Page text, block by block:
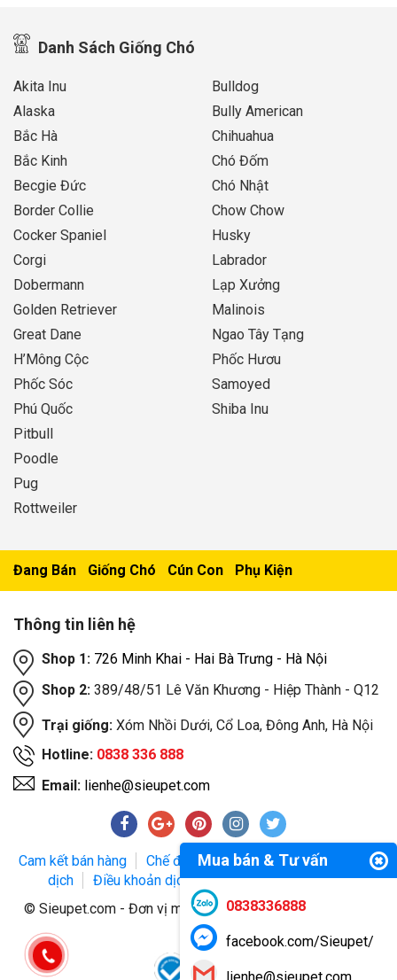
Danh Sách Giống Chó
Akita Inu
Alaska
Bắc Hà
Bắc Kinh
Becgie Đức
Border Collie
Bulldog
Bully American
Chihuahua
Chó Đốm
Chó Nhật
Chow Chow
Cocker Spaniel
Corgi
Dobermann
Golden Retriever
Great Dane
H’Mông Cộc
Husky
Labrador
Lạp Xưởng
Malinois
Ngao Tây Tạng
Phốc Hươu
Phốc Sóc
Phú Quốc
Pitbull
Poodle
Pug
Rottweiler
Samoyed
Shiba Inu
Đang Bán Giống Chó Cún Con Phụ Kiện
Thông tin liên hệ
Shop 1: 726 Minh Khai - Hai Bà Trưng - Hà Nội
Shop 2: 389/48/51 Lê Văn Khương - Hiệp Thành - Q12
Trại giống: Xóm Nhồi Dưới, Cổ Loa, Đông Anh, Hà Nội
Hotline: 0838 336 888
Email: lienhe@sieupet.com
Cam kết bán hàng Chế độ bảo hành
Phương thức giao
dịch
Điều khoản dịch vụ
Chính sách bảo mật
© Sieupet.com - Đơn vị mua bán thú cưng uy tín trên toàn
quốc.
Mua bán & Tư vấn
0838336888
facebook.com/Sieupet/